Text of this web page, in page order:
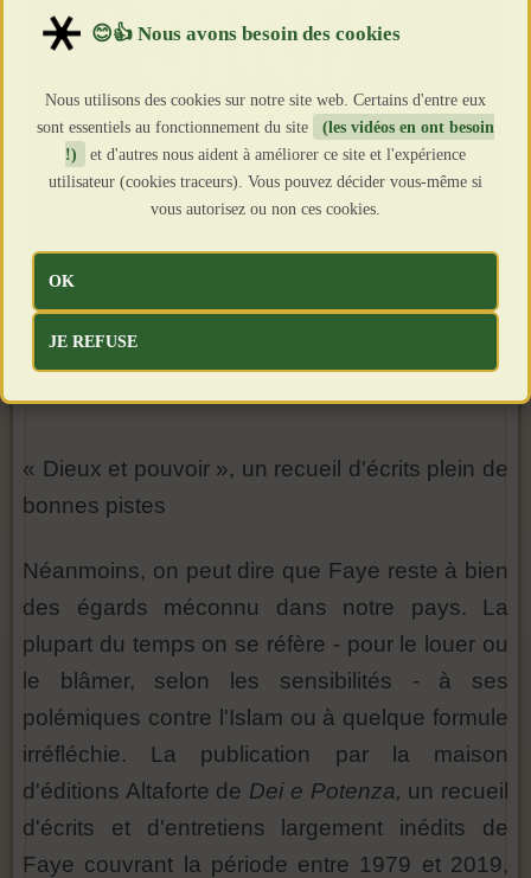
« Dieux et pouvoir », un recueil d'écrits plein de
bonnes pistes
Néanmoins, on peut dire que Faye reste à bien
des égards méconnu dans notre pays. La
plupart du temps on se réfère - pour le louer ou
le blâmer, selon les sensibilités - à ses
polémiques contre l'Islam ou à quelque formule
irréfléchie. La publication par la maison
d'éditions Altaforte de Dei e Potenza, un recueil
d'écrits et d'entretiens largement inédits de
Faye couvrant la période entre 1979 et 2019,
Nous utilisons des cookies sur notre site web. Certains d'entre eux
sont essentiels au fonctionnement du site
(les vidéos en ont besoin
!)
et d'autres nous aident à améliorer ce site et l'expérience
utilisateur (cookies traceurs). Vous pouvez décider vous-même si
vous autorisez ou non ces cookies.
OK
JE REFUSE